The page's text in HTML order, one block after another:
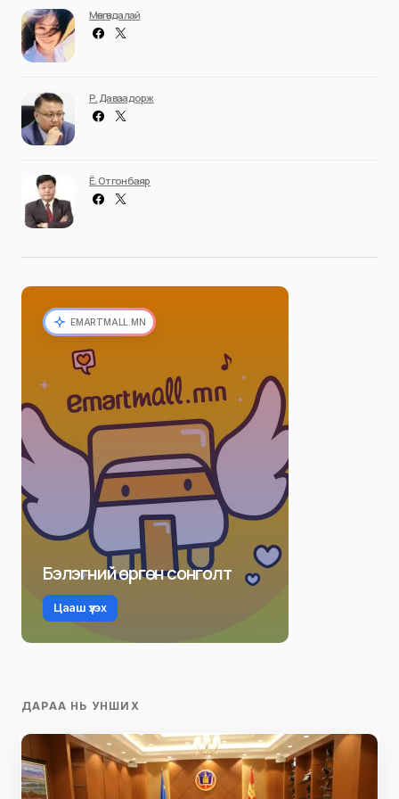
Мөнгөндалай
Р. Даваадорж
Ё. Отгонбаяр
EMARTMALL.MN
Бэлэгний өргөн сонголт
Цааш үзэх
ДАРАА НЬ УНШИХ